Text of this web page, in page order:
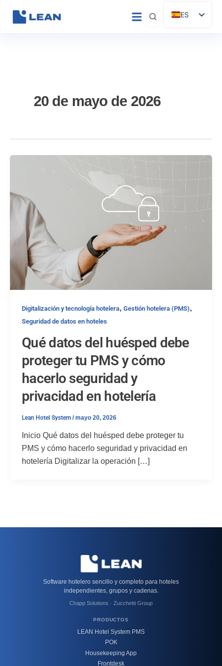
ES
EN
20 de mayo de 2026
Digitalización y tecnología hotelera, Gestión hotelera (PMS),
Seguridad de datos en hoteles
Qué datos del huésped debe
proteger tu PMS y cómo
hacerlo seguridad y
privacidad en hotelería
Lean Hotel System /mayo 20, 2026
Inicio Qué datos del huésped debe proteger tu
PMS y cómo hacerlo seguridad y privacidad en
hotelería Digitalizar la operación […]
Software hotelero sencillo y completo para hoteles
independientes, grupos y cadenas.
Chapp Solutions · Zucchetti Group
PRODUCTOS
LEAN Hotel System PMS
POK
Housekeeping App
Frontdesk